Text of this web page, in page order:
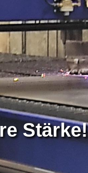
Stärke!